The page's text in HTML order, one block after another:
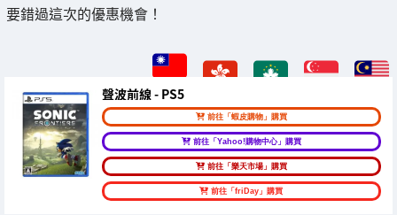
要錯過這次的優惠機會！
聲波前線 - PS5
前往「蝦皮購物」購買
前往「Yahoo!購物中心」購買
前往「樂天市場」購買
前往「friDay」購買